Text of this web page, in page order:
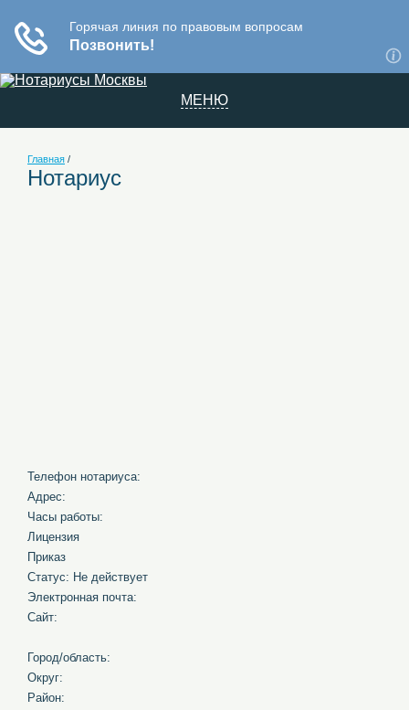
МЕНЮ
Главная /
Нотариус
Телефон нотариуса:
Адрес:
Часы работы:
Лицензия
Приказ
Статус: Не действует
Электронная почта:
Сайт:
Город/область:
Округ:
Район: